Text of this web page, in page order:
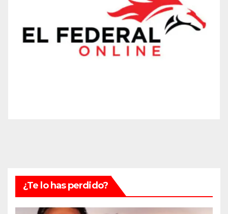
¿Te lo has perdido?